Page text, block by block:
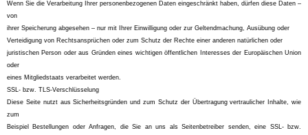
Wenn Sie die Verarbeitung Ihrer personenbezogenen Daten eingeschränkt haben, dürfen diese Daten –
von
ihrer Speicherung abgesehen – nur mit Ihrer Einwilligung oder zur Geltendmachung, Ausübung oder
Verteidigung von Rechtsansprüchen oder zum Schutz der Rechte einer anderen natürlichen oder
juristischen Person oder aus Gründen eines wichtigen öffentlichen Interesses der Europäischen Union
oder
eines Mitgliedstaats verarbeitet werden.
SSL- bzw. TLS-Verschlüsselung
Diese Seite nutzt aus Sicherheitsgründen und zum Schutz der Übertragung vertraulicher Inhalte, wie
zum
Beispiel Bestellungen oder Anfragen, die Sie an uns als Seitenbetreiber senden, eine SSL- bzw.